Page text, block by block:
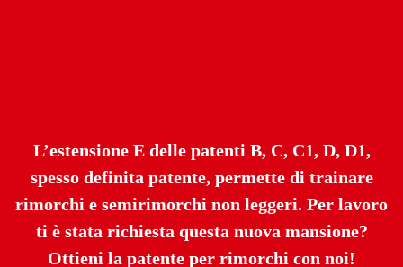
L’estensione E delle patenti B, C, C1, D, D1,
spesso definita patente, permette di trainare
rimorchi e semirimorchi non leggeri. Per lavoro
ti è stata richiesta questa nuova mansione?
Ottieni la patente per rimorchi con noi!